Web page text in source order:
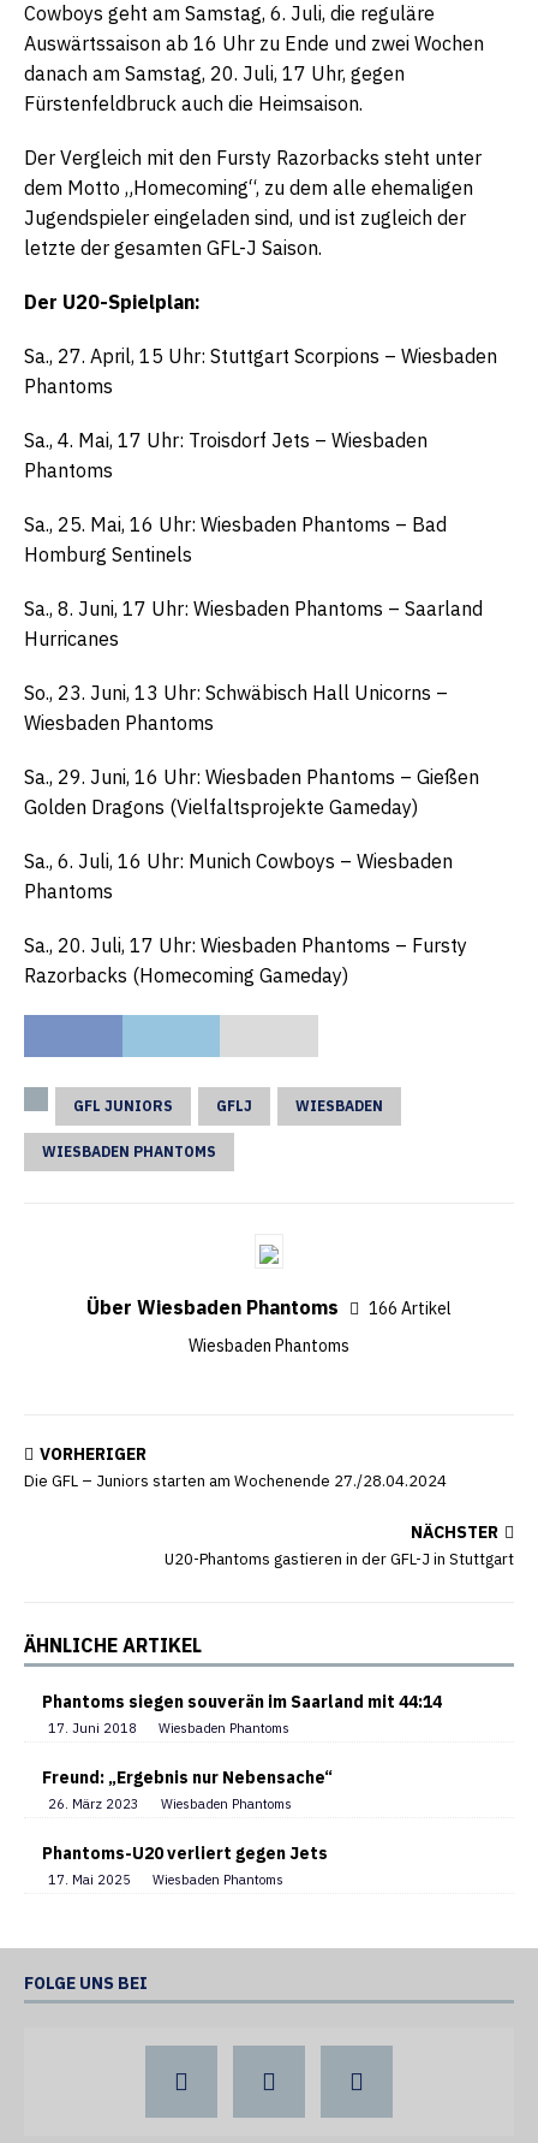
Cowboys geht am Samstag, 6. Juli, die reguläre
Auswärtssaison ab 16 Uhr zu Ende und zwei Wochen
danach am Samstag, 20. Juli, 17 Uhr, gegen
Fürstenfeldbruck auch die Heimsaison.
Der Vergleich mit den Fursty Razorbacks steht unter
dem Motto „Homecoming“, zu dem alle ehemaligen
Jugendspieler eingeladen sind, und ist zugleich der
letzte der gesamten GFL-J Saison.
Der U20-Spielplan:
Sa., 27. April, 15 Uhr: Stuttgart Scorpions – Wiesbaden
Phantoms
Sa., 4. Mai, 17 Uhr: Troisdorf Jets – Wiesbaden
Phantoms
Sa., 25. Mai, 16 Uhr: Wiesbaden Phantoms – Bad
Homburg Sentinels
Sa., 8. Juni, 17 Uhr: Wiesbaden Phantoms – Saarland
Hurricanes
So., 23. Juni, 13 Uhr: Schwäbisch Hall Unicorns –
Wiesbaden Phantoms
Sa., 29. Juni, 16 Uhr: Wiesbaden Phantoms – Gießen
Golden Dragons (Vielfaltsprojekte Gameday)
Sa., 6. Juli, 16 Uhr: Munich Cowboys – Wiesbaden
Phantoms
Sa., 20. Juli, 17 Uhr: Wiesbaden Phantoms – Fursty
Razorbacks (Homecoming Gameday)
GFL JUNIORS GFLJ WIESBADEN
WIESBADEN PHANTOMS
Über Wiesbaden Phantoms
166 Artikel
Wiesbaden Phantoms
VORHERIGER
Die GFL – Juniors starten am Wochenende 27./28.04.2024
NÄCHSTER
U20-Phantoms gastieren in der GFL-J in Stuttgart
ÄHNLICHE ARTIKEL
Phantoms siegen souverän im Saarland mit 44:14
17. Juni 2018 Wiesbaden Phantoms
Freund: „Ergebnis nur Nebensache“
26. März 2023 Wiesbaden Phantoms
Phantoms-U20 verliert gegen Jets
17. Mai 2025 Wiesbaden Phantoms
FOLGE UNS BEI